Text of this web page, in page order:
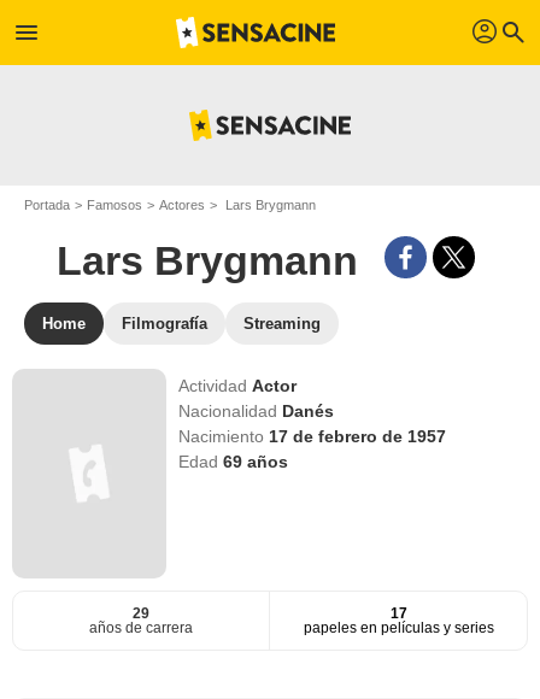
menu profil search
Portada Famosos Actores Lars Brygmann
Lars Brygmann
Home Filmografía Streaming
ActividadActor
Nacionalidad Danés
Nacimiento 17 de febrero de 1957
Edad69 años
29
años de carrera
17
papeles en películas y series